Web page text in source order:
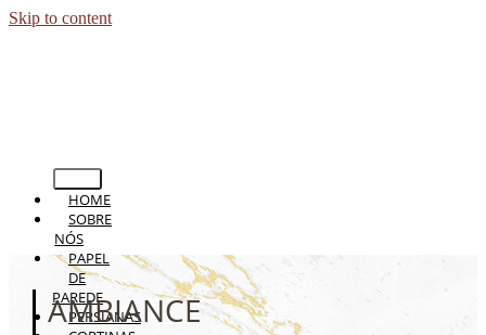
Skip to content
HOME
SOBRE
NÓS
PAPEL
DE
PAREDE
PERSIANAS
AMBIANCE